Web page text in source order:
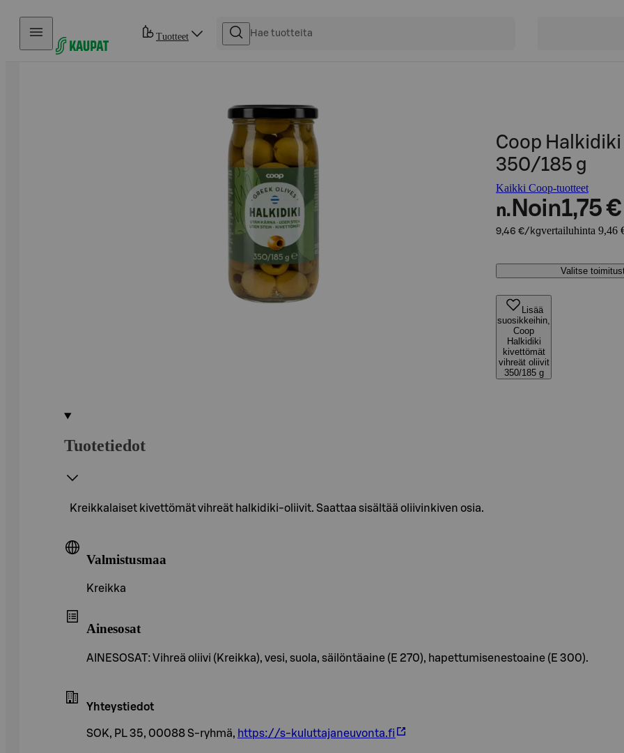
Hyppää sisältöön
Tuotteet
Coop
350/185 g
Kaikki Coop-tuotteet
n. Noin1,75 €
9,46 €/kgvertailuhinta 9,46
Valitse
Lisää
suosikkeihin,
Coop
Halkidiki
kivettömät
vihreät oliivit
350/185 g
Tuotetiedot
Kreikkalaiset kivettömät vihreät halkidiki-oliivit. Saattaa sisältää oliivinkiven osia.
Valmistusmaa
Kreikka
Ainesosat
AINESOSAT: Vihreä oliivi (Kreikka), vesi, suola, säilöntäaine (E 270), hapettumisenestoaine (E 300).
Yhteystiedot
SOK, PL 35, 00088 S-ryhmä, https://s-kuluttajaneuvonta.fi